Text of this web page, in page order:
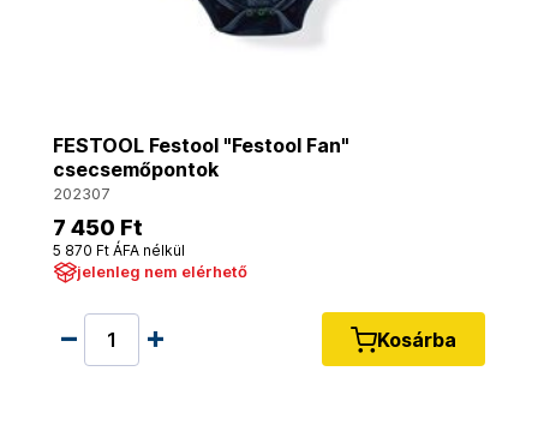
FESTOOL Festool "Festool Fan"
csecsemőpontok
202307
7 450 Ft
5 870 Ft ÁFA nélkül
jelenleg nem elérhető
Kosárba